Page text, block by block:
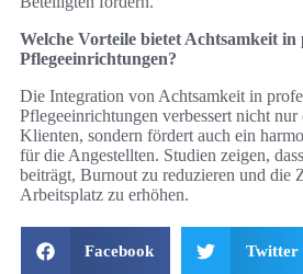
Welche Vorteile bietet Achtsamkeit in
Pflegeeinrichtungen?
Die Integration von Achtsamkeit in
Pflegeeinrichtungen verbessert nicht
Klienten, sondern fördert auch ein
für die Angestellten. Studien zeigen,
beiträgt, Burnout zu reduzieren und die
Arbeitsplatz zu erhöhen.
Facebook Twitter